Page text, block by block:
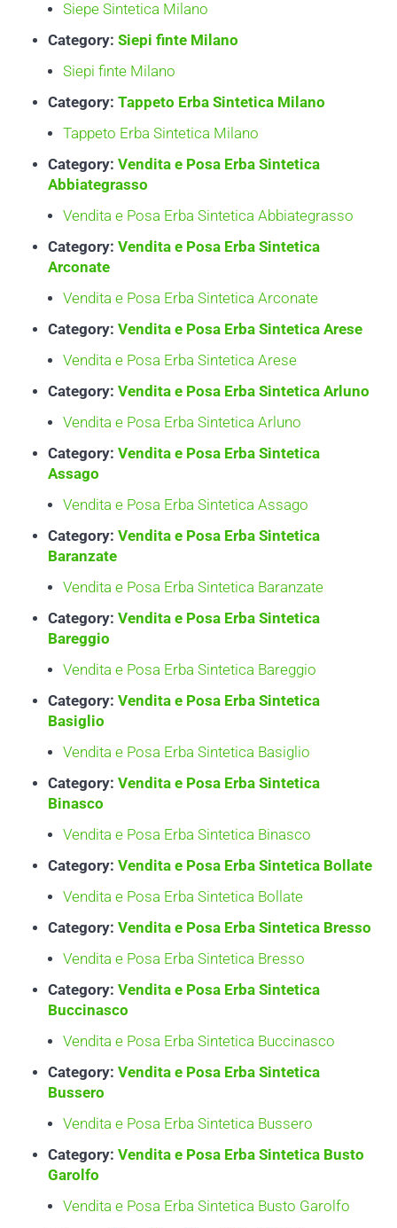
Siepe Sintetica Milano
Category:Siepi finte Milano
Siepi finte Milano
Category:Tappeto Erba Sintetica Milano
Tappeto Erba Sintetica Milano
Category:Vendita e Posa Erba Sintetica
Abbiategrasso
Vendita e Posa Erba Sintetica Abbiategrasso
Category:Vendita e Posa Erba Sintetica
Arconate
Vendita e Posa Erba Sintetica Arconate
Category:Vendita e Posa Erba Sintetica Arese
Vendita e Posa Erba Sintetica Arese
Category:Vendita e Posa Erba Sintetica Arluno
Vendita e Posa Erba Sintetica Arluno
Category:Vendita e Posa Erba Sintetica
Assago
Vendita e Posa Erba Sintetica Assago
Category:Vendita e Posa Erba Sintetica
Baranzate
Vendita e Posa Erba Sintetica Baranzate
Category:Vendita e Posa Erba Sintetica
Bareggio
Vendita e Posa Erba Sintetica Bareggio
Category:Vendita e Posa Erba Sintetica
Basiglio
Vendita e Posa Erba Sintetica Basiglio
Category:Vendita e Posa Erba Sintetica
Binasco
Vendita e Posa Erba Sintetica Binasco
Category:Vendita e Posa Erba Sintetica Bollate
Vendita e Posa Erba Sintetica Bollate
Category:Vendita e Posa Erba Sintetica Bresso
Vendita e Posa Erba Sintetica Bresso
Category:Vendita e Posa Erba Sintetica
Buccinasco
Vendita e Posa Erba Sintetica Buccinasco
Category:Vendita e Posa Erba Sintetica
Bussero
Vendita e Posa Erba Sintetica Bussero
Category:Vendita e Posa Erba Sintetica Busto
Garolfo
Vendita e Posa Erba Sintetica Busto Garolfo